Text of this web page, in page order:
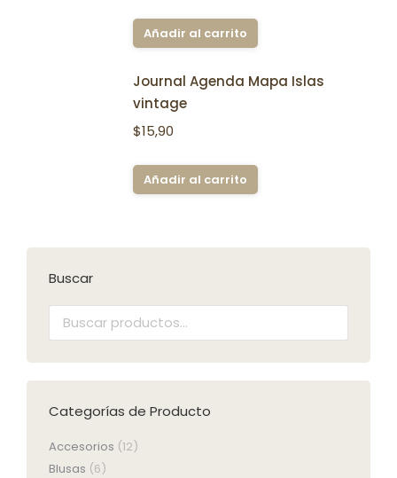
Añadir al carrito
Journal Agenda Mapa Islas
vintage
$15,90
Añadir al carrito
Buscar
Categorías de Producto
Accesorios (12)
Blusas (6)